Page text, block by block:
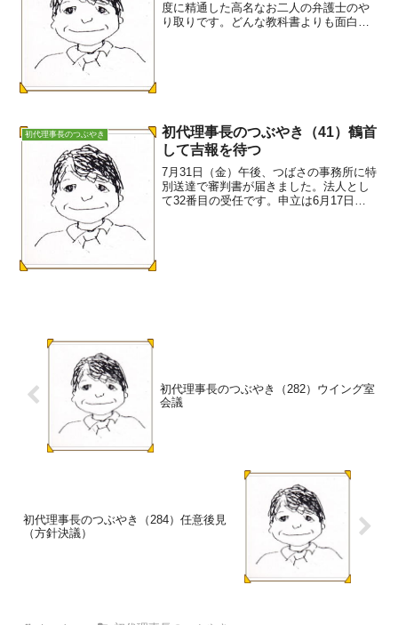
度に精通した高名なお二人の弁護士のや
り取りです。どんな教科書よりも面白い
初代理事長のつぶやき
初代理事長のつぶやき（41）鶴首
して吉報を待つ
7月31日（金）午後、つばさの事務所に特
別送達で審判書が届きました。法人とし
て32番目の受任です。申立は6月17日
初代理事長のつぶやき（282）ウイング室
会議
初代理事長のつぶやき（284）任意後見
（方針決議）